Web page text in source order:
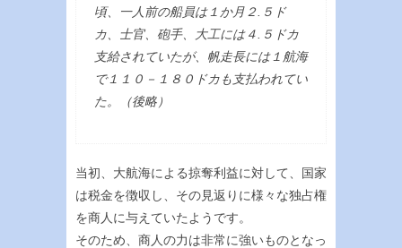
頃、一人前の船員は１か月２.５ド
カ、士官、砲手、大工には４.５ドカ
支給されていたが、帆走長には１航海
で１１０－１８０ドカも支払われてい
た。（後略）
当初、大航海による掠奪利益に対して、国家
は税金を徴収し、その見返りに様々な独占権
を商人に与えていたようです。
そのため、商人の力は非常に強いものとなっ